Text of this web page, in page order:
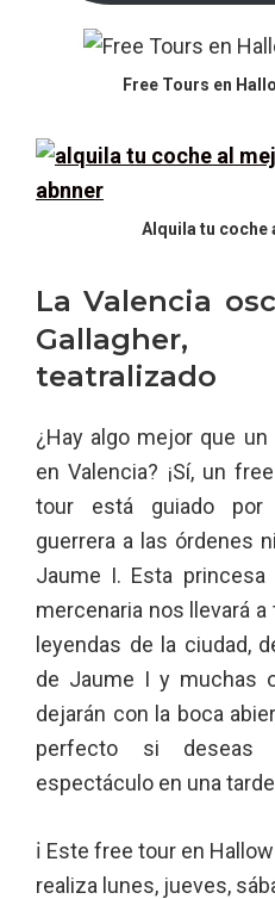
Free Tours en
Alquila tu coche
La Valencia
teatralizado
¿Hay algo mejor que
en Valencia? ¡Sí, un
tour está guiado por
guerrera a las órdenes
Jaume I. Esta princesa
mercenaria nos llevará
leyendas de la ciudad,
de Jaume I y muchas
dejarán con la boca
perfecto si deseas
espectáculo en una
ℹ Este free tour en
realiza lunes, jueves,